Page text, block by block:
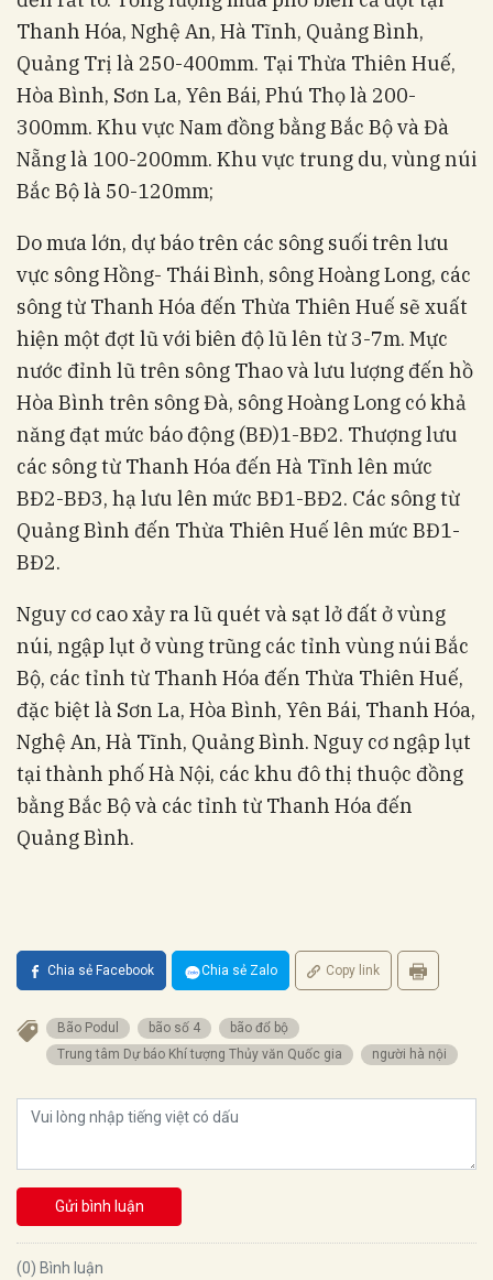
Thanh Hóa, Nghệ An, Hà Tĩnh, Quảng Bình,
Quảng Trị là 250-400mm. Tại Thừa Thiên Huế,
Hòa Bình, Sơn La, Yên Bái, Phú Thọ là 200-
300mm. Khu vực Nam đồng bằng Bắc Bộ và Đà
Nẵng là 100-200mm. Khu vực trung du, vùng núi
Bắc Bộ là 50-120mm;
Do mưa lớn, dự báo trên các sông suối trên lưu
vực sông Hồng- Thái Bình, sông Hoàng Long, các
sông từ Thanh Hóa đến Thừa Thiên Huế sẽ xuất
hiện một đợt lũ với biên độ lũ lên từ 3-7m. Mực
nước đỉnh lũ trên sông Thao và lưu lượng đến hồ
Hòa Bình trên sông Đà, sông Hoàng Long có khả
năng đạt mức báo động (BĐ)1-BĐ2. Thượng lưu
các sông từ Thanh Hóa đến Hà Tĩnh lên mức
BĐ2-BĐ3, hạ lưu lên mức BĐ1-BĐ2. Các sông từ
Quảng Bình đến Thừa Thiên Huế lên mức BĐ1-
BĐ2.
Nguy cơ cao xảy ra lũ quét và sạt lở đất ở vùng
núi, ngập lụt ở vùng trũng các tỉnh vùng núi Bắc
Bộ, các tỉnh từ Thanh Hóa đến Thừa Thiên Huế,
đặc biệt là Sơn La, Hòa Bình, Yên Bái, Thanh Hóa,
Nghệ An, Hà Tĩnh, Quảng Bình. Nguy cơ ngập lụt
tại thành phố Hà Nội, các khu đô thị thuộc đồng
bằng Bắc Bộ và các tỉnh từ Thanh Hóa đến
Quảng Bình.
Chia sẻ Facebook Chia sẻ Zalo Copy link
Bão Podul bão số 4
bão đổ bộ
Trung tâm Dự báo Khí tượng Thủy văn Quốc gia
người hà nội
Gửi bình luận
(0) Bình luận